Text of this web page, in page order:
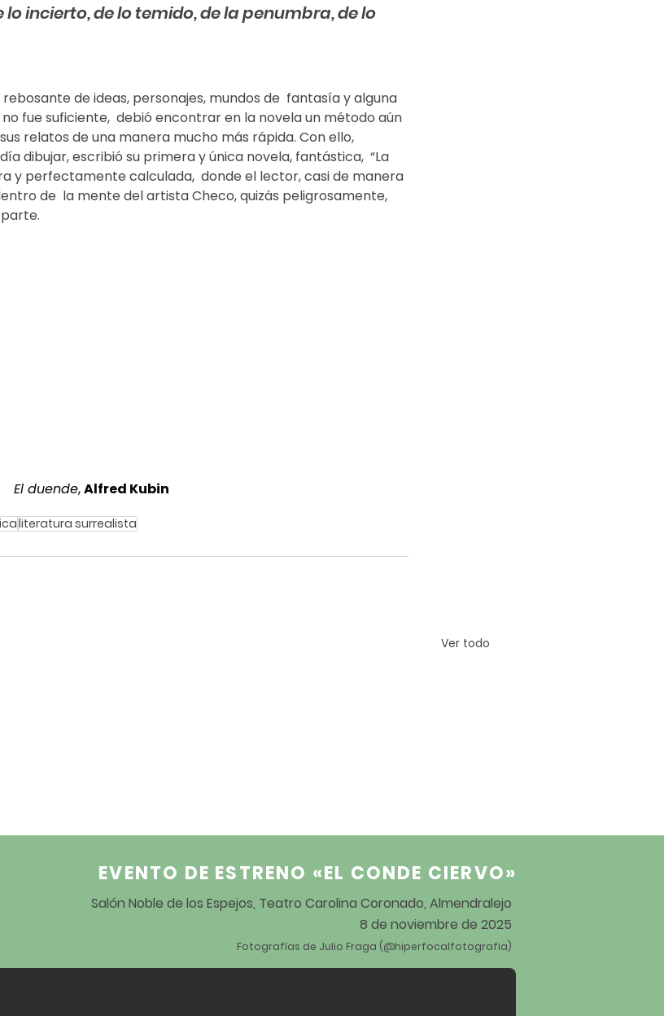
lo incierto, de lo temido, de la penumbra, de lo
de ideas, personajes, mundos de  fantasía y alguna
fue suficiente,  debió encontrar en la novela un método aún
relatos de una manera mucho más rápida. Con ello,
dibujar, escribió su primera y única novela, fantástica,  “La
y perfectamente calculada,  donde el lector, casi de manera
de  la mente del artista Checo, quizás peligrosamente,
El duende, Alfred Kubin
literatura surrealista
Ver todo
EVENTO DE ESTRENO «EL CONDE CIERVO»
Salón Noble de los Espejos, Teatro Carolina Coronado, Almendralejo
8 de noviembre de 2025
Fotografías de Julio Fraga (@hiperfocalfotografia)